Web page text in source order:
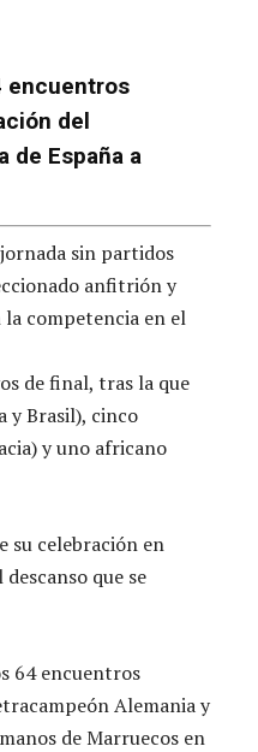
encuentros
del
de España a
sin partidos
anfitrión y
competencia en el
de final, tras la que
y Brasil), cinco
y uno africano
su celebración en
que se
64 encuentros
Alemania y
de Marruecos en